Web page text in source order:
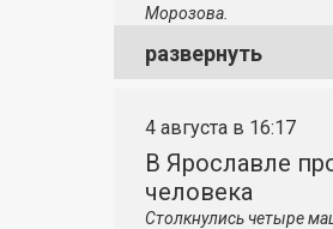
Морозова.
развернуть
4 августа в 16:17
В Ярославле
человека
Столкнулись четыре